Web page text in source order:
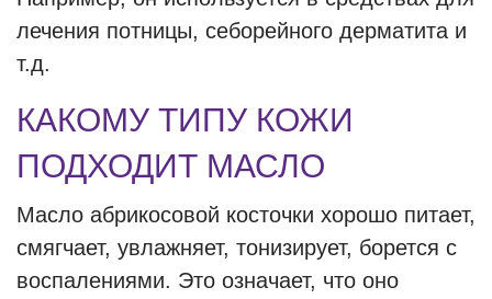
лечения потницы, себорейного дерматита и
т.д.
КАКОМУ ТИПУ КОЖИ
ПОДХОДИТ МАСЛО
Масло абрикосовой косточки хорошо питает,
смягчает, увлажняет, тонизирует, борется с
воспалениями. Это означает, что оно